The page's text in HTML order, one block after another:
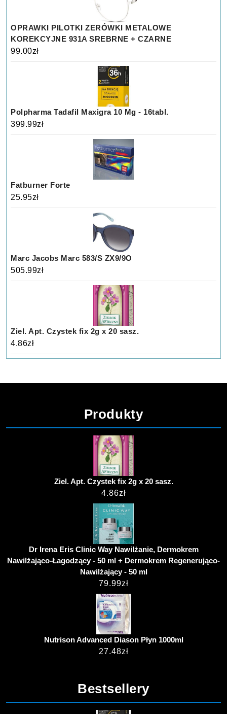
OPRAWKI PILOTKI ZERÓWKI METALOWE
KOREKCYJNE 931A SREBRNE + CZARNE
99.00zł
Polpharma Tadafil Maxigra 10 Mg - 16tabl.
399.99zł
Fatburner Forte
25.95zł
Marc Jacobs Marc 583/S ZX9/9O
505.99zł
Ziel. Apt. Czystek fix 2g x 20 sasz.
4.86zł
Produkty
Ziel. Apt. Czystek fix 2g x 20 sasz.
4.86zł
Dr Irena Eris Clinic Way Nawilżanie, Dermokrem
Nawilżająco-Łagodzący - 50 ml + Dermokrem Regenerująco-
Nawilżający - 50 ml
79.99zł
Nutrison Advanced Diason Płyn 1000ml
27.48zł
Bestsellery